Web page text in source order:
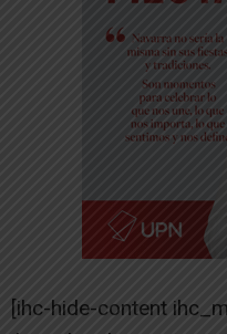
[ihc-hide-content